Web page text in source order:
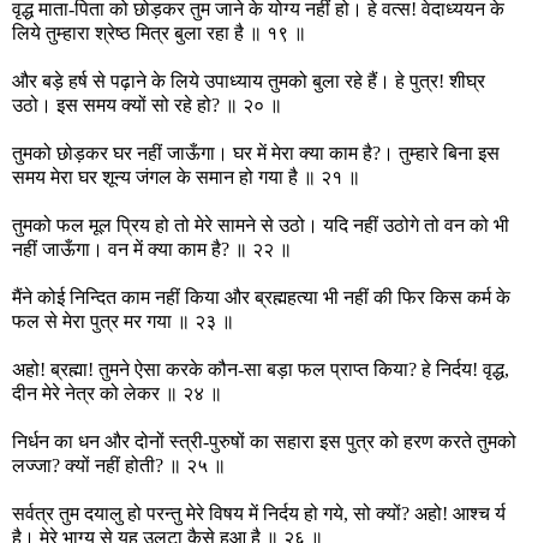
वृद्ध माता-पिता को छोड़कर तुम जाने के योग्य नहीं हो। हे वत्स! वेदाध्ययन के
लिये तुम्हारा श्रेष्ठ मित्र बुला रहा है ॥ १९ ॥
और बड़े हर्ष से पढ़ाने के लिये उपाध्याय तुमको बुला रहे हैं। हे पुत्र! शीघ्र
उठो। इस समय क्यों सो रहे हो? ॥ २० ॥
तुमको छोड़कर घर नहीं जाऊँगा। घर में मेरा क्या काम है?। तुम्हारे बिना इस
समय मेरा घर शून्य जंगल के समान हो गया है ॥ २१ ॥
तुमको फल मूल प्रिय हो तो मेरे सामने से उठो। यदि नहीं उठोगे तो वन को भी
नहीं जाऊँगा। वन में क्या काम है? ॥ २२ ॥
मैंने कोई निन्दित काम नहीं किया और ब्रह्महत्या भी नहीं की फिर किस कर्म के
फल से मेरा पुत्र मर गया ॥ २३ ॥
अहो! ब्रह्मा! तुमने ऐसा करके कौन-सा बड़ा फल प्राप्त किया? हे निर्दय! वृद्ध,
दीन मेरे नेत्र को लेकर ॥ २४ ॥
निर्धन का धन और दोनों स्त्री-पुरुषों का सहारा इस पुत्र को हरण करते तुमको
लज्जा? क्यों नहीं होती? ॥ २५ ॥
सर्वत्र तुम दयालु हो परन्तु मेरे विषय में निर्दय हो गये, सो क्यों? अहो! आश्च र्य
है। मेरे भाग्य से यह उलटा कैसे हुआ है ॥ २६ ॥